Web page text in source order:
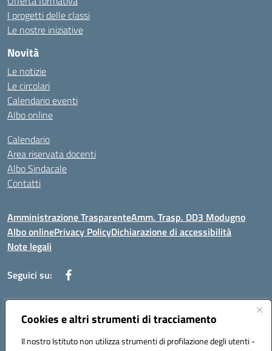
Cookies e altri strumenti di tracciamento
Il nostro Istituto non utilizza strumenti di profilazione degli utenti -
I progetti delle classi
Le nostre iniziative
Novità
Le notizie
Le circolari
Calendario eventi
Albo online
Calendario
Area riservata docenti
Albo Sindacale
Contatti
Amministrazione TrasparenteAmm. Trasp. DD3 Modugno
Albo onlinePrivacy PolicyDichiarazione di accessibilità
Note legali
Seguici su:
Indirizzo:Via Magna Grecia, 1 - 70026 Modugno (Bari)
Posta elettronica certificata (PEC):baic8ap005@pec.istruzione.it